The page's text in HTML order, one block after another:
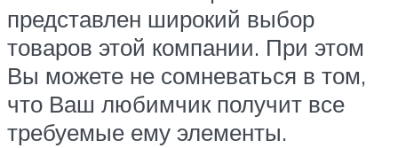
представлен широкий выбор
товаров этой компании. При этом
Вы можете не сомневаться в том,
что Ваш любимчик получит все
требуемые ему элементы.